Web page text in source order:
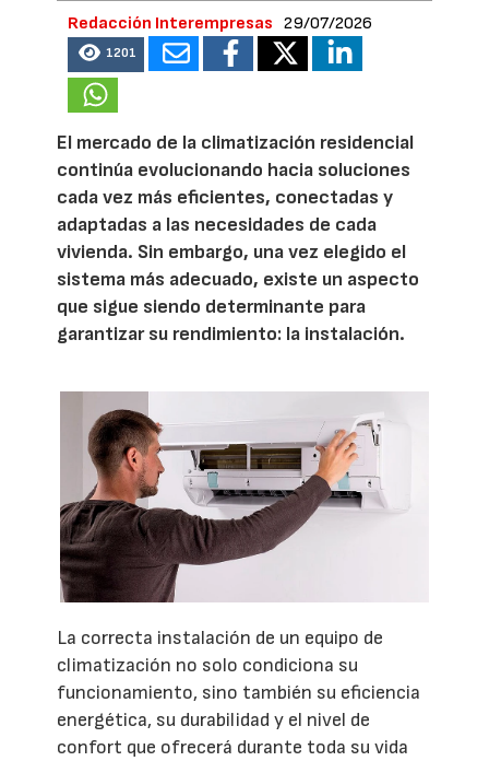
Redacción Interempresas 29/07/2026
1201
El mercado de la climatización residencial
continúa evolucionando hacia soluciones
cada vez más eficientes, conectadas y
adaptadas a las necesidades de cada
vivienda. Sin embargo, una vez elegido el
sistema más adecuado, existe un aspecto
que sigue siendo determinante para
garantizar su rendimiento: la instalación.
La correcta instalación de un equipo de
climatización no solo condiciona su
funcionamiento, sino también su eficiencia
energética, su durabilidad y el nivel de
confort que ofrecerá durante toda su vida